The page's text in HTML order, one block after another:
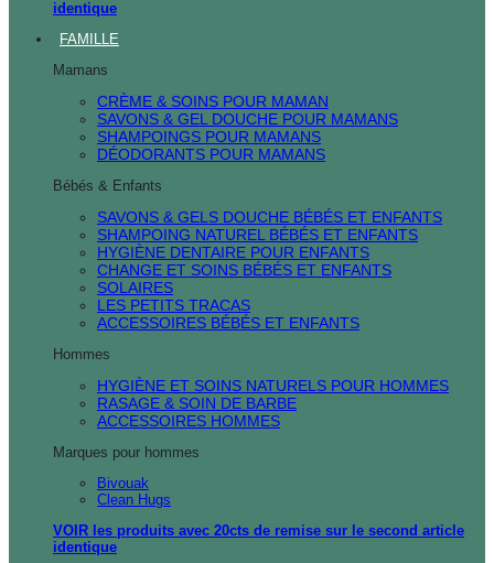
identique
FAMILLE
Mamans
CRÈME & SOINS POUR MAMAN
SAVONS & GEL DOUCHE POUR MAMANS
SHAMPOINGS POUR MAMANS
DÉODORANTS POUR MAMANS
Bébés & Enfants
SAVONS & GELS DOUCHE BÉBÉS ET ENFANTS
SHAMPOING NATUREL BÉBÉS ET ENFANTS
HYGIÈNE DENTAIRE POUR ENFANTS
CHANGE ET SOINS BÉBÉS ET ENFANTS
SOLAIRES
LES PETITS TRACAS
ACCESSOIRES BÉBÉS ET ENFANTS
Hommes
HYGIÈNE ET SOINS NATURELS POUR HOMMES
RASAGE & SOIN DE BARBE
ACCESSOIRES HOMMES
Marques pour hommes
Bivouak
Clean Hugs
VOIR les produits avec 20cts de remise sur le second article
identique